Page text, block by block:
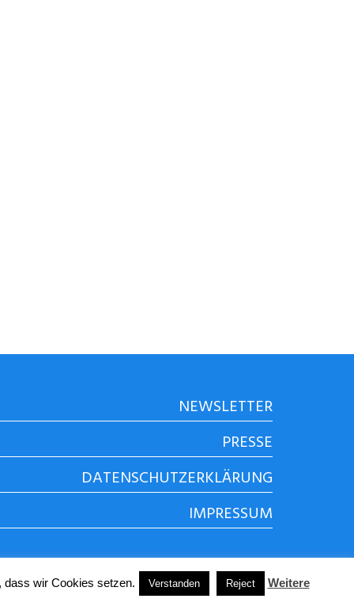
NEWSLETTER
PRESSE
DATENSCHUTZERKLÄRUNG
IMPRESSUM
dass wir Cookies setzen. Verstanden Reject Weitere